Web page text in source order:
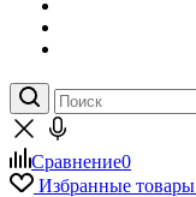
Сравнение0
Избранные товары